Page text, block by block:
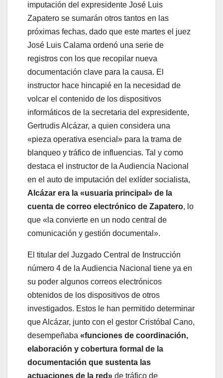
imputación del expresidente José Luis
Zapatero se sumarán otros tantos en las
próximas fechas, dado que este martes el juez
José Luis Calama ordenó una serie de
registros con los que recopilar nueva
documentación clave para la causa. El
instructor hace hincapié en la necesidad de
volcar el contenido de los dispositivos
informáticos de la secretaria del expresidente,
Gertrudis Alcázar, a quien considera una
«pieza operativa esencial» para la trama de
blanqueo y tráfico de influencias. Tal y como
destaca el instructor de la Audiencia Nacional
en el auto de imputación del exlíder socialista,
Alcázar era la «usuaria principal» de la
cuenta de correo electrónico de Zapatero, lo
que «la convierte en un nodo central de
comunicación y gestión documental».
El titular del Juzgado Central de Instrucción
número 4 de la Audiencia Nacional tiene ya en
su poder algunos correos electrónicos
obtenidos de los dispositivos de otros
investigados. Estos le han permitido determinar
que Alcázar, junto con el gestor Cristóbal Cano,
desempeñaba «funciones de coordinación,
elaboración y cobertura formal de la
documentación que sustenta las
actuaciones de la red» de tráfico de